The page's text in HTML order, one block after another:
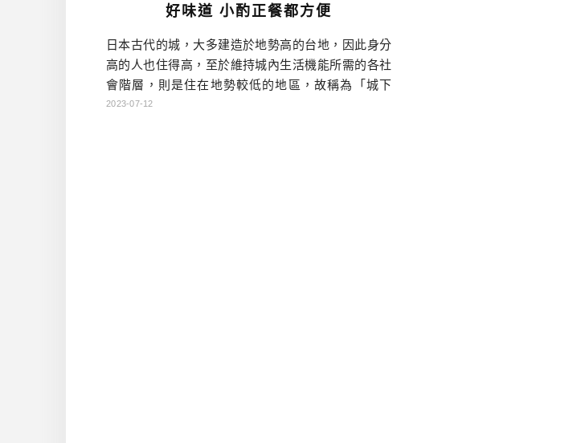
好味道 小酌正餐都方便
日本古代的城，大多建造於地勢高的台地，因此身分
高的人也住得高，至於維持城內生活機能所需的各社
會階層，則是住在地勢較低的地區，故稱為「城下
町」，也簡稱為「下町」。下町總是非常熱鬧，各式
2023-07-12